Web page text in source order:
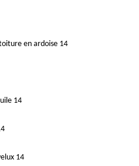
en ardoise 14
14
14